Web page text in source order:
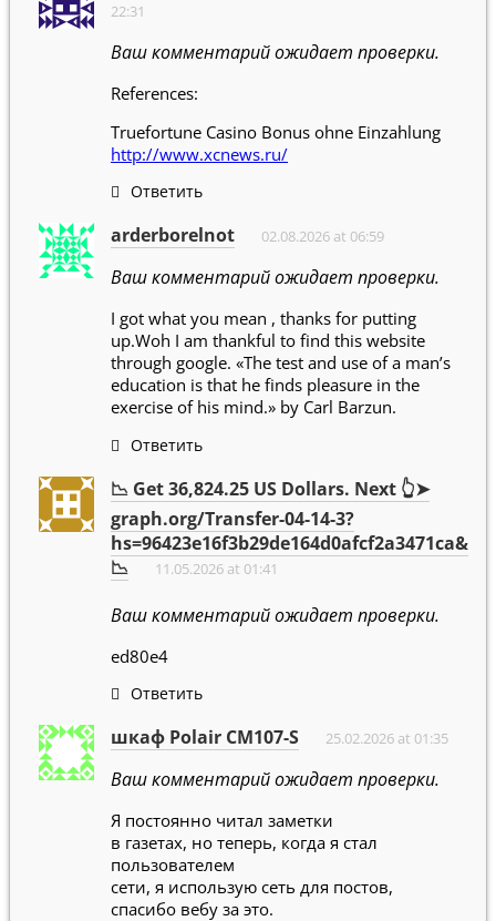
22:31
Ваш комментарий ожидает проверки.
References:
Truefortune Casino Bonus ohne Einzahlung
http://www.xcnews.ru/
Ответить
arderborelnot 02.08.2026 at 06:59
Ваш комментарий ожидает проверки.
I got what you mean , thanks for putting
up.Woh I am thankful to find this website
through google. «The test and use of a man’s
education is that he finds pleasure in the
exercise of his mind.» by Carl Barzun.
Ответить
📉 Get 36,824.25 US Dollars. Next 👆➤
graph.org/Transfer-04-14-3?
hs=96423e16f3b29de164d0afcf2a3471ca&
📉
11.05.2026 at 01:41
Ваш комментарий ожидает проверки.
ed80e4
Ответить
шкаф Polair CM107-S 25.02.2026 at 01:35
Ваш комментарий ожидает проверки.
Я постоянно читал заметки
в газетах, но теперь, когда я стал
пользователем
сети, я использую сеть для постов,
спасибо вебу за это.